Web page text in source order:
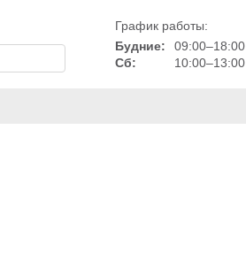
График работы:
Будние:
09:00–18:00
Сб:
10:00–13:00